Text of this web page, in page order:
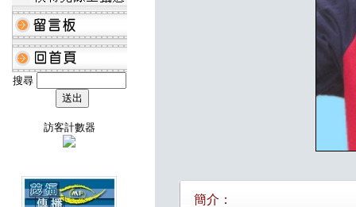
搜尋
訪客計數器
簡介：